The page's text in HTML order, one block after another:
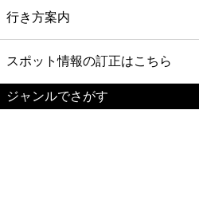
行き方案内
スポット情報の訂正はこちら
ジャンルでさがす